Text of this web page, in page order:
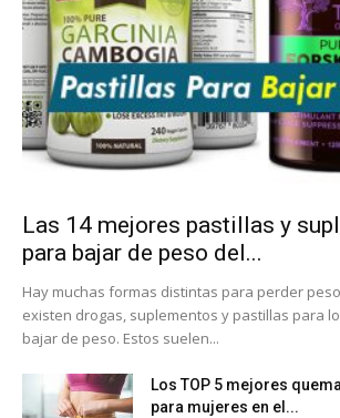
Las 14 mejores pastillas y
para bajar de peso del...
Hay muchas formas distintas para perder
existen drogas, suplementos y pastillas para
bajar de peso. Estos suelen...
Los TOP 5 mejores
para mujeres en el...